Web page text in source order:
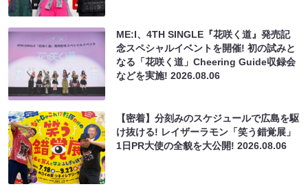
ME:I、4TH SINGLE『花咲く道』発売記
念スペシャルイベントを開催! 初の試みと
なる「花咲く道」Cheering Guide収録会
などを実施!2026.08.06
【密着】分刻みのスケジュールで広島を駆
け抜ける! レイザーラモン「笑う錯覚展」
1日PR大使の全貌を大公開!2026.08.06